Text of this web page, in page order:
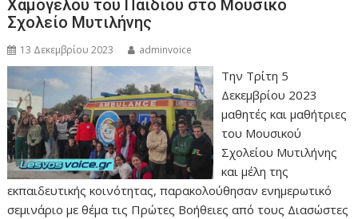
Χαμόγελου του Παιδιού στο Μουσικό
Σχολείο Μυτιλήνης
13 Δεκεμβρίου 2023 adminvoice
Την Τρίτη 5
Δεκεμβρίου 2023
μαθητές και μαθήτριες
του Μουσικού
Σχολείου Μυτιλήνης
και μέλη της
εκπαιδευτικής κοινότητας, παρακολούθησαν ενημερωτικό
σεμινάριο με θέμα τις Πρώτες Βοήθειες από τους Διασώστες